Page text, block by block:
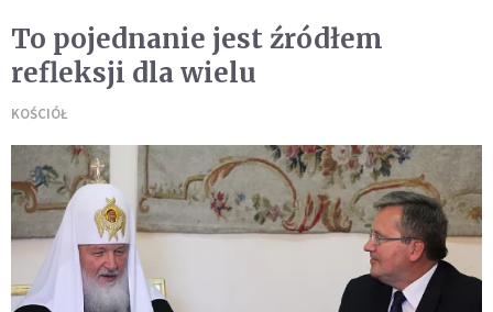
To pojednanie jest źródłem
refleksji dla wielu
KOŚCIÓŁ